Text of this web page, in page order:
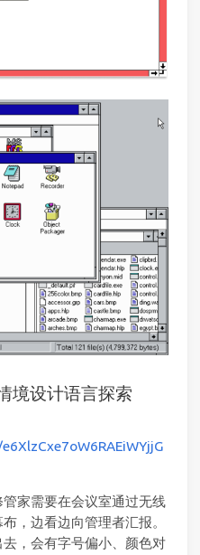
境设计语言探索
家需要在会议室通过无线
，边看边向管理者汇报。
，会有字号偏小、颜色对